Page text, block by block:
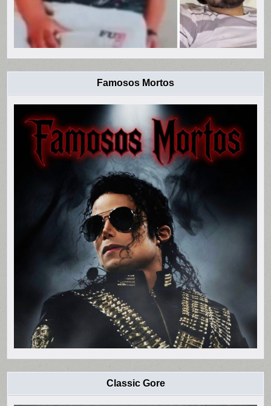
Famosos Mortos
Classic Gore